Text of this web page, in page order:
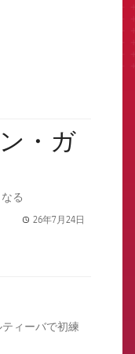
る
26年7月24日
ィーバで初練